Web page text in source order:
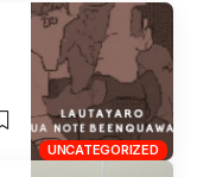
UNCATEGORIZED